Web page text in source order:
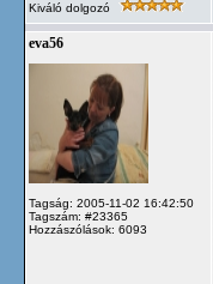
Kiváló dolgozó
eva56
Tagság: 2005-11-02 16:42:50
Tagszám: #23365
Hozzászólások: 6093